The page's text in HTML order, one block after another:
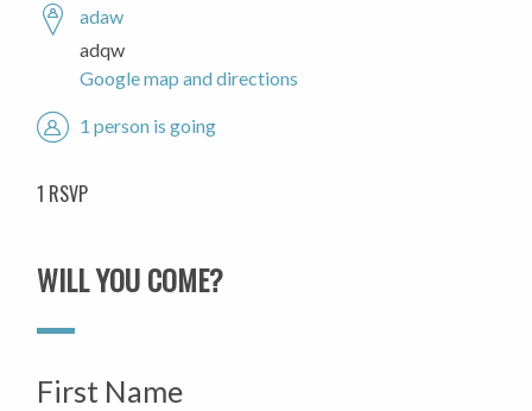
adaw
adqw
Google map and directions
1 person is going
1 RSVP
WILL YOU COME?
First Name